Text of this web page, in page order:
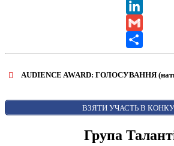
X
LinkedIn
Gmail
Share
AUDIENCE AWARD: ГОЛОСУВАННЯ
AUDIENCE
ВЗЯТИ УЧАСТЬ В
Група